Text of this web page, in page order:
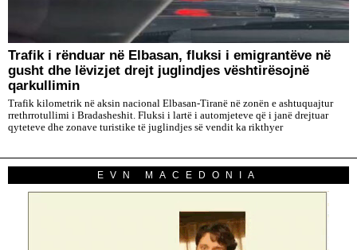
Trafik i rënduar në Elbasan, fluksi i emigrantëve në
gusht dhe lëvizjet drejt juglindjes vështirësojnë
qarkullimin
Trafik kilometrik në aksin nacional Elbasan-Tiranë në zonën e ashtuquajtur
rrethrrotullimi i Bradasheshit. Fluksi i lartë i automjeteve që i janë drejtuar
qyteteve dhe zonave turistike të juglindjes së vendit ka rikthyer
EVN MACEDONIA